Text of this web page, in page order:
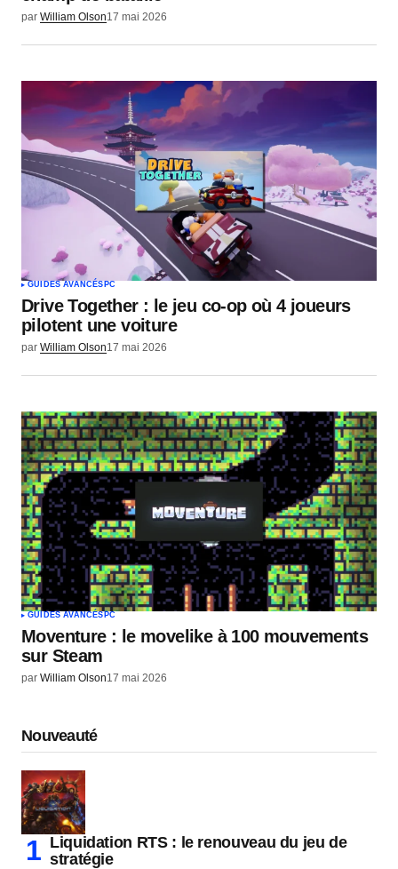
par William Olson17 mai 2026
GUIDES AVANCÉS PC
Drive Together : le jeu co-op où 4 joueurs
pilotent une voiture
par William Olson17 mai 2026
GUIDES AVANCÉS PC
Moventure : le movelike à 100 mouvements
sur Steam
par William Olson17 mai 2026
Nouveauté
Liquidation RTS : le renouveau du jeu de
stratégie